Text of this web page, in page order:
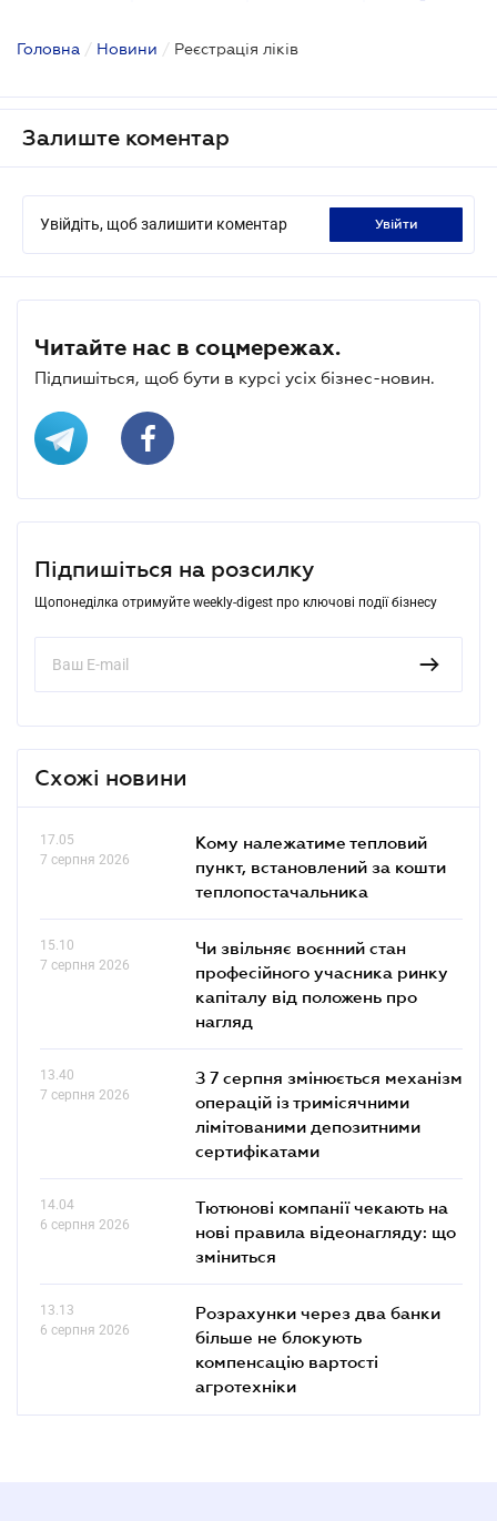
Головна / Новини / Реєстрація ліків
Залиште коментар
Увійдіть, щоб залишити коментар увійти
Читайте нас в соцмережах.
Підпишіться, щоб бути в курсі усіх бізнес-новин.
Підпишіться на розсилку
Щопонеділка отримуйте weekly-digest про ключові події бізнесу
Схожі новини
17.05
7 серпня 2026
Кому належатиме тепловий
пункт, встановлений за кошти
теплопостачальника
15.10
7 серпня 2026
Чи звільняє воєнний стан
професійного учасника ринку
капіталу від положень про
нагляд
13.40
7 серпня 2026
З 7 серпня змінюється механізм
операцій із тримісячними
лімітованими депозитними
сертифікатами
14.04
6 серпня 2026
Тютюнові компанії чекають на
нові правила відеонагляду: що
зміниться
13.13
6 серпня 2026
Розрахунки через два банки
більше не блокують
компенсацію вартості
агротехніки